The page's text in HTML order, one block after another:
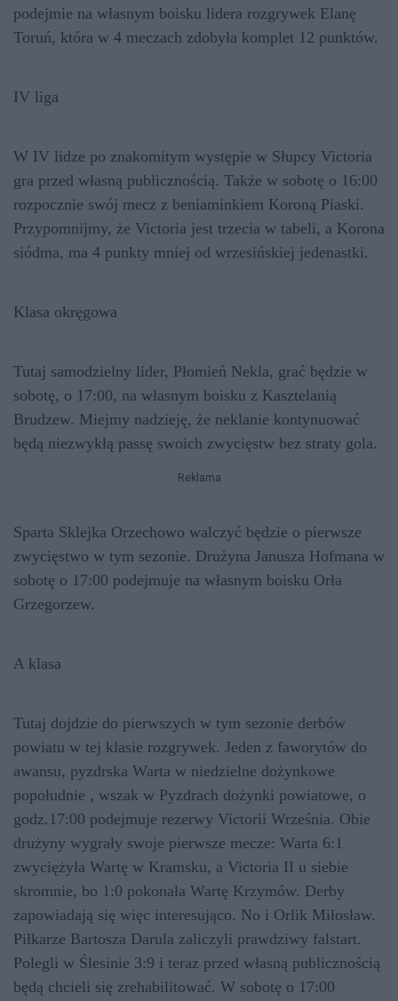
podejmie na własnym boisku lidera rozgrywek Elanę
Toruń, która w 4 meczach zdobyła komplet 12 punktów.
IV liga
W IV lidze po znakomitym występie w Słupcy Victoria
gra przed własną publicznością. Także w sobotę o 16:00
rozpocznie swój mecz z beniaminkiem Koroną Piaski.
Przypomnijmy, że Victoria jest trzecia w tabeli, a Korona
siódma, ma 4 punkty mniej od wrzesińskiej jedenastki.
Klasa okręgowa
Tutaj samodzielny lider, Płomień Nekla, grać będzie w
sobotę, o 17:00, na własnym boisku z Kasztelanią
Brudzew. Miejmy nadzieję, że neklanie kontynuować
będą niezwykłą passę swoich zwycięstw bez straty gola.
Reklama
Sparta Sklejka Orzechowo walczyć będzie o pierwsze
zwycięstwo w tym sezonie. Drużyna Janusza Hofmana w
sobotę o 17:00 podejmuje na własnym boisku Orła
Grzegorzew.
A klasa
Tutaj dojdzie do pierwszych w tym sezonie derbów
powiatu w tej klasie rozgrywek. Jeden z faworytów do
awansu, pyzdrska Warta w niedzielne dożynkowe
popołudnie , wszak w Pyzdrach dożynki powiatowe, o
godz.17:00 podejmuje rezerwy Victorii Września. Obie
drużyny wygrały swoje pierwsze mecze: Warta 6:1
zwyciężyła Wartę w Kramsku, a Victoria II u siebie
skromnie, bo 1:0 pokonała Wartę Krzymów. Derby
zapowiadają się więc interesująco. No i Orlik Miłosław.
Piłkarze Bartosza Darula zaliczyli prawdziwy falstart.
Polegli w Ślesinie 3:9 i teraz przed własną publicznością
będą chcieli się zrehabilitować. W sobotę o 17:00